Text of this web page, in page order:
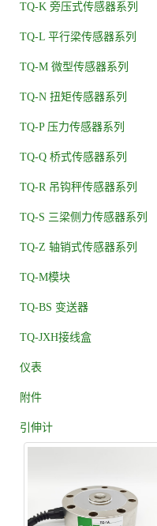
TQ-K 旁压式传感器系列
TQ-L 平行梁传感器系列
TQ-M 微型传感器系列
TQ-N 扭矩传感器系列
TQ-P 压力传感器系列
TQ-Q 桥式传感器系列
TQ-R 吊钩秤传感器系列
TQ-S 三梁侧力传感器系列
TQ-Z 轴销式传感器系列
TQ-M模块
TQ-BS 变送器
TQ-JXH接线盒
仪表
附件
引伸计